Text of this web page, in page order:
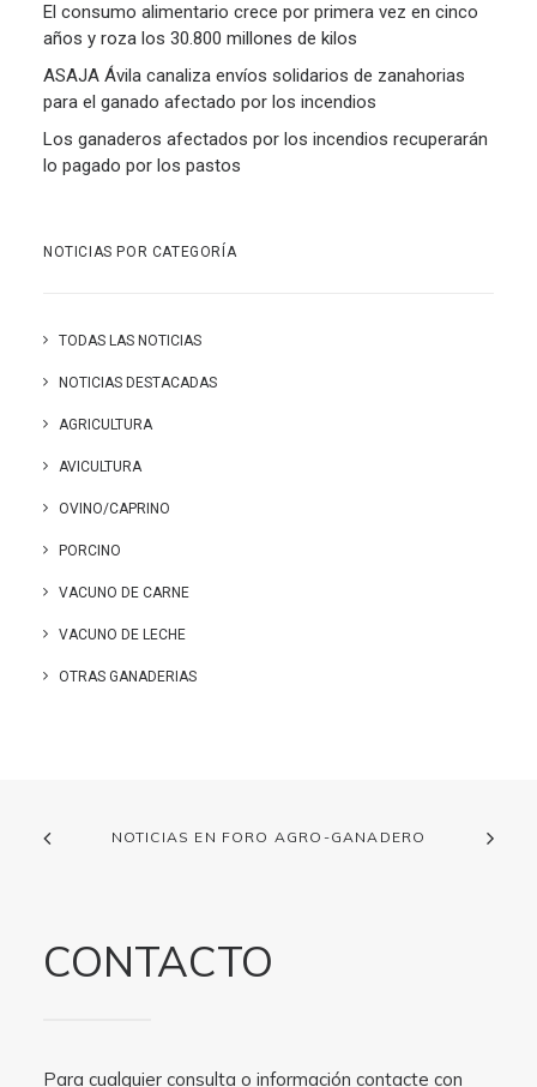
El consumo alimentario crece por primera vez en cinco
años y roza los 30.800 millones de kilos
ASAJA Ávila canaliza envíos solidarios de zanahorias
para el ganado afectado por los incendios
Los ganaderos afectados por los incendios recuperarán
lo pagado por los pastos
NOTICIAS POR CATEGORÍA
TODAS LAS NOTICIAS
NOTICIAS DESTACADAS
AGRICULTURA
AVICULTURA
OVINO/CAPRINO
PORCINO
VACUNO DE CARNE
VACUNO DE LECHE
OTRAS GANADERIAS
NOTICIAS EN FORO AGRO-GANADERO
CONTACTO
Para cualquier consulta o información contacte con